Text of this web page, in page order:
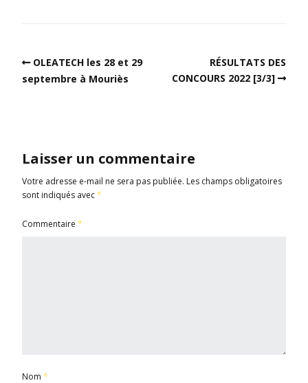
OLEATECH les 28 et 29
septembre à Mouriès
RÉSULTATS DES
CONCOURS 2022 [3/3]
Laisser un commentaire
Votre adresse e-mail ne sera pas publiée. Les champs obligatoires
sont indiqués avec*
Commentaire *
Nom *